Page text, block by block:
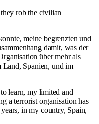
rob the civilian
meine begrenzten und
damit, was der
über mehr als
Land, Spanien, und im
learn, my limited and
a terrorist organisation has
in my country, Spain,